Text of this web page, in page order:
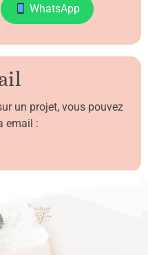
WhatsApp
un projet, vous pouvez
email :